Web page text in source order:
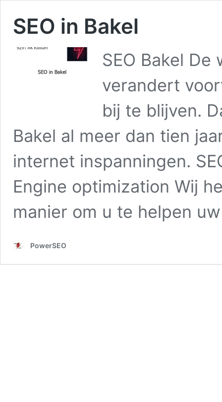
SEO in Bakel
SEO Bakel
verandert
bij te blijven.
Bakel al meer dan tien
internet inspanningen.
Engine optimization Wij
manier om u te helpen
PowerSEO